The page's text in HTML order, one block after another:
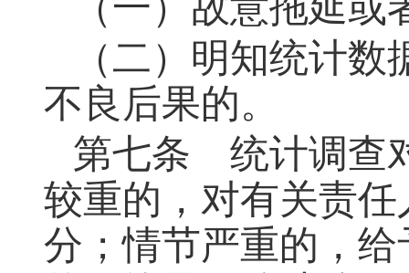
（二）明知统计
不良后果的。
第七条 统计调查
较重的，对有关责
分；情节严重的，